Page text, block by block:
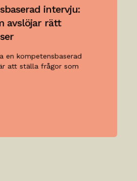
intervju:
avslöjar rätt
en kompetensbaserad
att ställa frågor som